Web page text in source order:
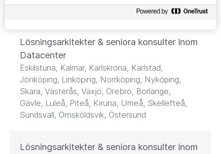
Lösningsarkitekter & seniora konsulter inom
Datacenter
Eskilstuna, Kalmar, Karlskrona, Karlstad,
Jönköping, Linköping, Norrköping, Nyköping,
Skara, Västerås, Växjö, Örebro, Borlänge,
Gävle, Luleå, Piteå, Kiruna, Umeå, Skellefteå,
Sundsvall, Örnsköldsvik, Östersund
Lösningsarkitekter & seniora konsulter inom